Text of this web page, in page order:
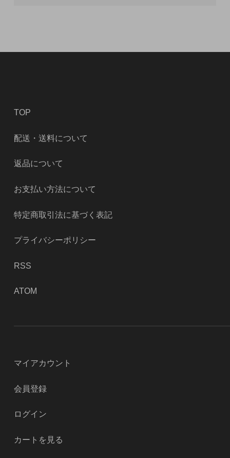
TOP
配送・送料について
返品について
お支払い方法について
特定商取引法に基づく表記
プライバシーポリシー
RSS
ATOM
マイアカウント
会員登録
ログイン
カートを見る